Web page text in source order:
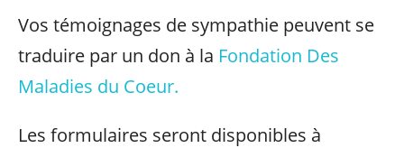
Vos témoignages de sympathie peuvent se
traduire par un don à la Fondation Des
Maladies du Coeur.
Les formulaires seront disponibles à